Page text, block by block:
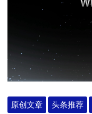
原创文章 头条推荐